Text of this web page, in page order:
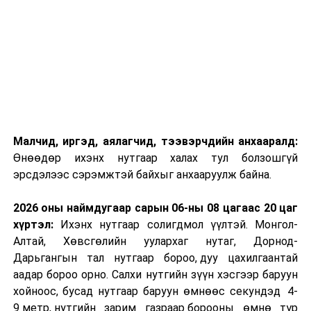
Малчид, иргэд, аялагчид, тээвэрчдийн анхааралд:
Өнөөдөр ихэнх нутгаар халах тул болзошгүй
эрсдэлээс сэрэмжтэй байхыг анхааруулж байна.
2026 оны наймдугаар сарын 06-ны 08 цагаас 20 цаг
хүртэл:Ихэнх нутгаар солигдмол үүлтэй. Монгол-
Алтай, Хөвсгөлийн уулархаг нутаг, Дорнод-
Дарьгангын тал нутгаар бороо, дуу цахилгаантай
аадар бороо орно. Салхи нутгийн зүүн хэсгээр баруун
хойноос, бусад нутгаар баруун өмнөөс секундэд 4-
9 метр, нутгийн зарим газраар борооны өмнө түр